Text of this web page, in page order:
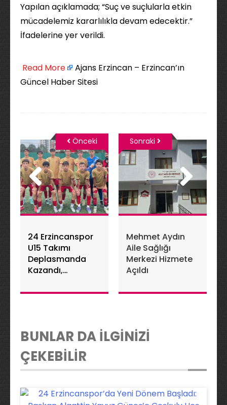
Yapılan açıklamada; “Suç ve suçlularla etkin
mücadelemiz kararlılıkla devam edecektir.”
İfadelerine yer verildi.
Read More
Ajans Erzincan – Erzincan’ın
Güncel Haber Sitesi
24 Erzincanspor
U15 Takımı
Deplasmanda
Kazandı,
Önceki
Mehmet Aydın
Aile Sağlığı
Merkezi Hizmete
Açıldı
Sonraki
BUNLAR DA İLGİNİZİ
ÇEKEBİLİR